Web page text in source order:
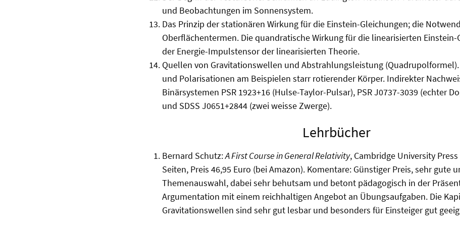
und Beobachtungen im Sonnensystem.
Das Prinzip der stationären Wirkung für die Einstein-Gleichungen; die
Oberflächentermen. Die quandratische Wirkung für die linearisierten
der Energie-Impulstensor der linearisierten Theorie.
Quellen von Gravitationswellen und Abstrahlungsleistung
und Polarisationen am Beispielen starr rotierender Körper. Indirekter
Binärsystemen PSR 1923+16 (Hulse-Taylor-Pulsar), PSR J0737-3039 (echter
und SDSS J0651+2844 (zwei weisse Zwerge).
Lehrbücher
Bernard Schutz:A First Course in General Relativity, Cambridge University Press
Seiten, Preis 46,95 Euro (bei Amazon). Komentare: Günstiger Preis, sehr gute
Themenauswahl, dabei sehr behutsam und betont pädagogisch in der
Argumentation mit einem reichhaltigen Angebot an Übungsaufgaben. Die
Gravitationswellen sind sehr gut lesbar und besonders für Einsteiger gut